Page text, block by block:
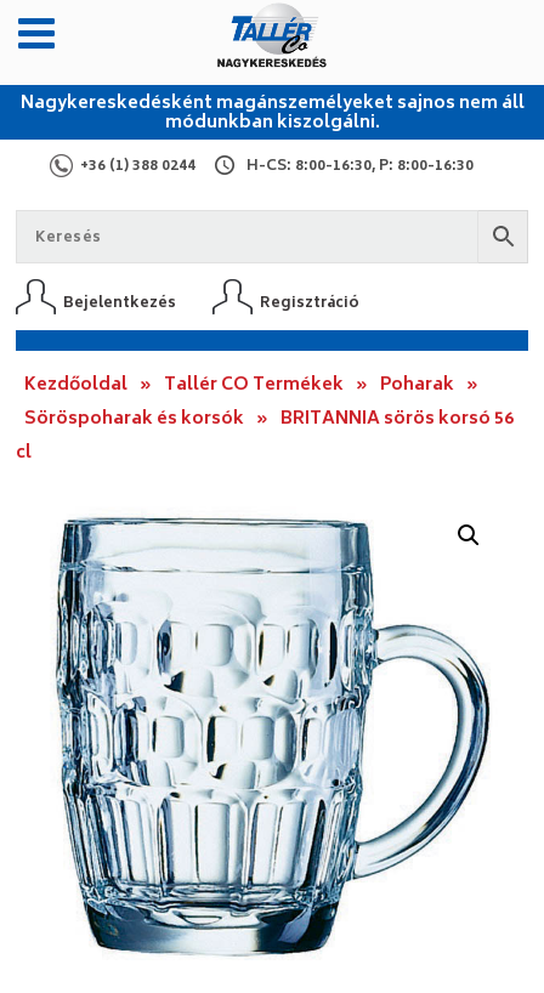
Nagykereskedésként magánszemélyeket sajnos nem áll
módunkban kiszolgálni.
+36 (1) 388 0244 H-CS: 8:00-16:30, P: 8:00-16:30
Bejelentkezés Regisztráció
Kezdőoldal » Tallér CO Termékek » Poharak »
Söröspoharak és korsók » BRITANNIA sörös korsó 56
cl